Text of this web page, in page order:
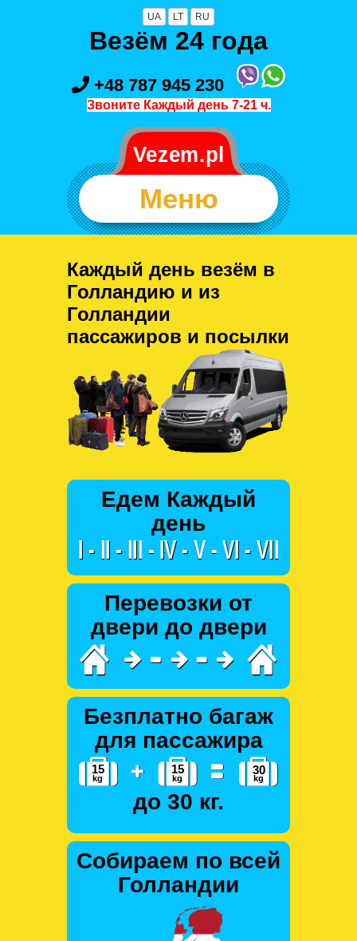
UA LT RU
Везём 24 года
+48 787 945 230
Звоните Каждый день 7-21 ч.
Меню
Каждый день везём в
Голландию и из
Голландии
пассажиров и посылки
Едем Каждый
день
Перевозки от
двери до двери
Безплатно багаж
для пассажира
до 30 кг.
Собираем по всей
Голландии